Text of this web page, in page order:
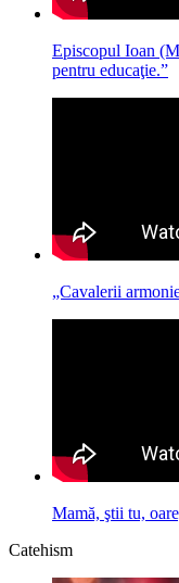
Episcopul Ioan
pentru educaţie.”
„Cavalerii
Mamă, ştii tu,
Catehism